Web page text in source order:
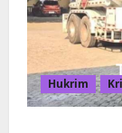
Hukrim